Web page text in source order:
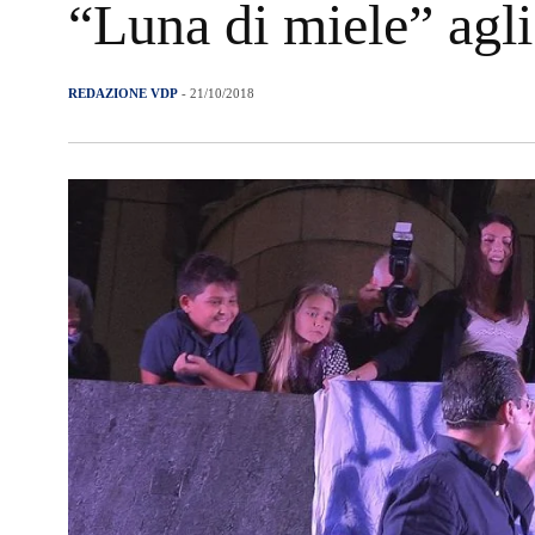
“Luna di miele”
REDAZIONE VDP - 21/10/2018